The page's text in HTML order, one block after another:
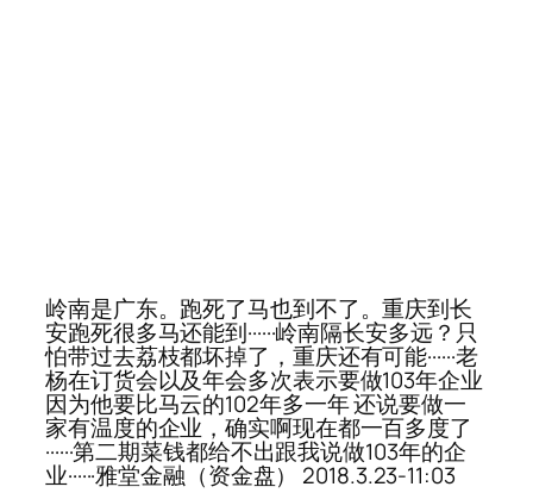
岭南是广东。跑死了马也到不了。重庆到长
安跑死很多马还能到······岭南隔长安多远？只
怕带过去荔枝都坏掉了，重庆还有可能······老
杨在订货会以及年会多次表示要做103年企业
因为他要比马云的102年多一年 还说要做一
家有温度的企业，确实啊现在都一百多度了
······第二期菜钱都给不出跟我说做103年的企
业······雅堂金融（资金盘） 2018.3.23-11:03